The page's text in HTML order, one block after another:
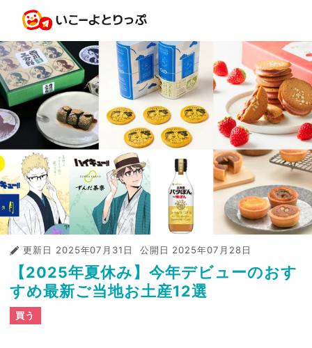
更新日 2025年07月31日 公開日 2025年07月28日
【2025年夏休み】今年デビューのおす
すめ最新ご当地お土産12選
買う